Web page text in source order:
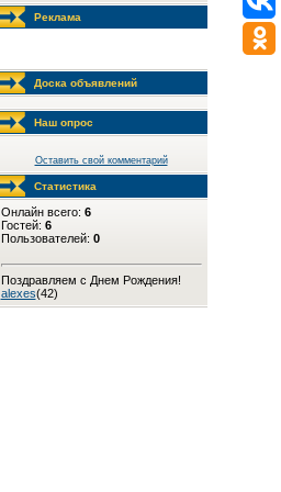
Реклама
Доска объявлений
Наш опрос
Оставить свой комментарий
Статистика
Онлайн всего: 6
Гостей: 6
Пользователей: 0
Поздравляем с Днем Рождения!
alexes(42)